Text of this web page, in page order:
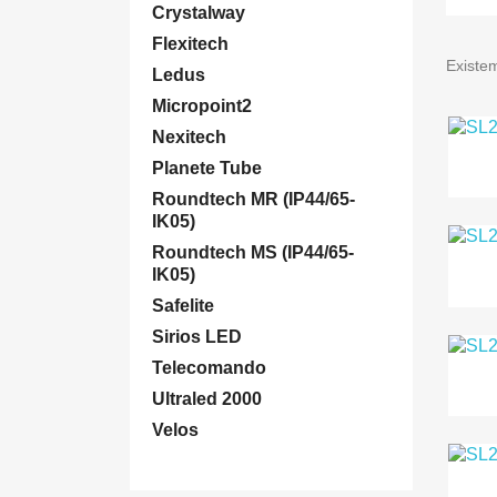
Crystalway
Flexitech
Ledus
Micropoint2
Nexitech
Planete Tube
Roundtech MR (IP44/65-
IK05)
Roundtech MS (IP44/65-
IK05)
Safelite
Sirios LED
Telecomando
Ultraled 2000
Velos